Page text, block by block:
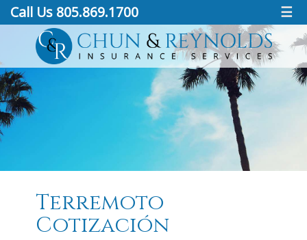
Call Us 805.869.1700 ☰
Terremoto
Cotización